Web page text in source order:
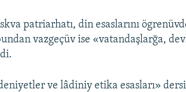
patriarhatı, din esaslarını
vazgeçüv ise «vatandaşlarğa,
ve lâdiniy etika esasları»